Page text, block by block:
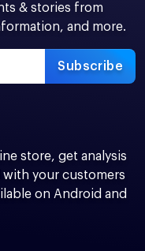
& stories from
and more.
Subscribe
store, get analysis
your customers
on Android and